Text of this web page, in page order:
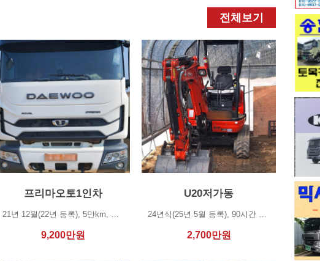
전체보기
프리마오토1인차
21년 12월(22년 등록), 5만km, 하독스 보강, 제설 안함, 1인 차주, 상태 양호…
9,200만원
U20저가동
24년식(25년 5월 등록), 90시간 사용, 코끼리 집게, 대/중/소/채버켓 포함☆ 연락…
2,700만원